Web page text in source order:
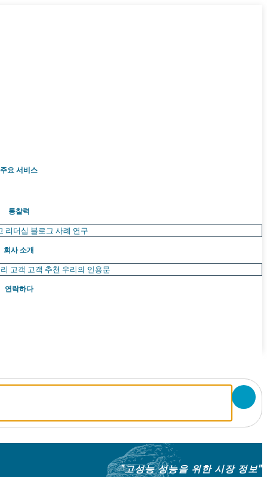
주요 서비스
통찰력
리더십 블로그 사례 연구
회사 소개
고객 고객 추천 우리의 인용문
연락하다
"고성능 성능을 위한 시장 정보"